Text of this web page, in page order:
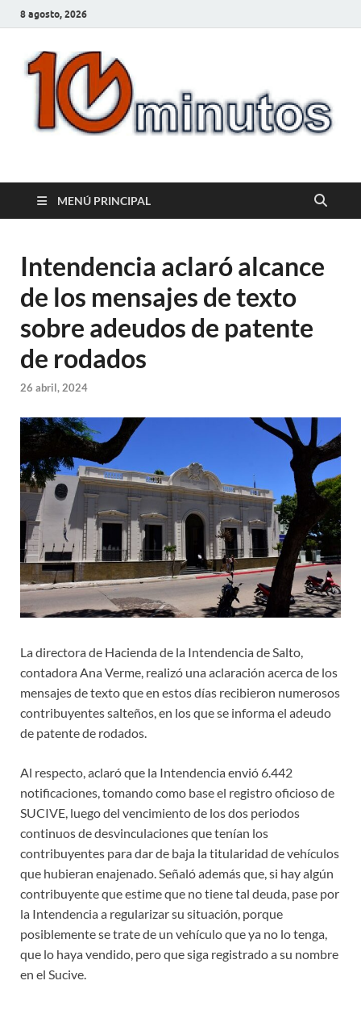
8 agosto, 2026
10minutos.com.uy
MENÚ PRINCIPAL
Intendencia aclaró alcance
de los mensajes de texto
sobre adeudos de patente
de rodados
26 abril, 2024
La directora de Hacienda de la Intendencia de Salto,
contadora Ana Verme, realizó una aclaración acerca de los
mensajes de texto que en estos días recibieron numerosos
contribuyentes salteños, en los que se informa el adeudo
de patente de rodados.
Al respecto, aclaró que la Intendencia envió 6.442
notificaciones, tomando como base el registro oficioso de
SUCIVE, luego del vencimiento de los dos periodos
continuos de desvinculaciones que tenían los
contribuyentes para dar de baja la titularidad de vehículos
que hubieran enajenado. Señaló además que, si hay algún
contribuyente que estime que no tiene tal deuda, pase por
la Intendencia a regularizar su situación, porque
posiblemente se trate de un vehículo que ya no lo tenga,
que lo haya vendido, pero que siga registrado a su nombre
en el Sucive.